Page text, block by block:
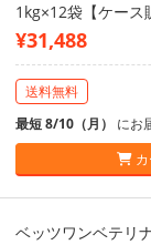
1kg×12袋【ケース
¥31,488
送料無料
最短 8/10（月） にお
カ
ベッツワンベテリ